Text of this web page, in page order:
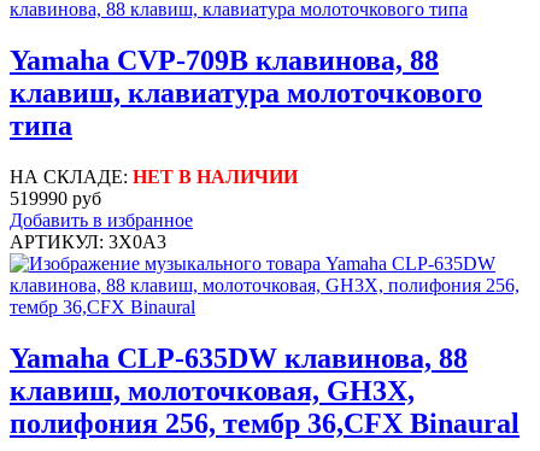
Yamaha CVP-709B клавинова, 88
клавиш, клавиатура молоточкового
типа
НА СКЛАДЕ: НЕТ В НАЛИЧИИ
519990 руб
Добавить в избранное
АРТИКУЛ: 3X0A3
Yamaha CLP-635DW клавинова, 88
клавиш, молоточковая, GH3X,
полифония 256, тембр 36,CFX Binaural